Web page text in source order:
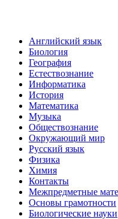
Английский язык
Биология
География
Естествознание
Информатика
История
Математика
Музыка
Обществознание
Окружающий мир
Русский язык
Физика
Химия
Контакты
Межпредметные
Основы грамотности
Биологические науки